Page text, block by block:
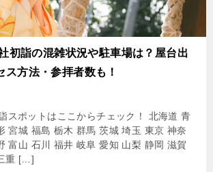
初詣の混雑状況や駐車場は？屋台出
ス方法・参拝者数も！
スポットはここからチェック！ 北海道 青
宮城 福島 栃木 群馬 茨城 埼玉 東京 神奈
富山 石川 福井 岐阜 愛知 山梨 静岡 滋賀
重 […]